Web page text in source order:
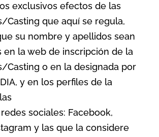
exclusivos efectos de las
Casting que aquí se regula,
su nombre y apellidos sean
en la web de inscripción de la
Casting o en la designada por
y en los perfiles de la
sociales: Facebook,
y las que la considere